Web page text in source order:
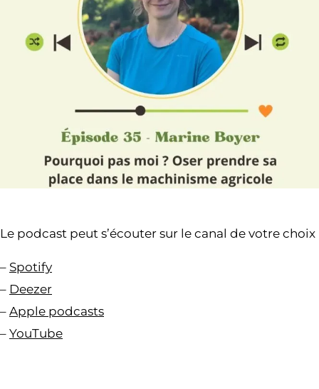
Le podcast peut s’écouter sur le canal de votre choix
– Spotify
– Deezer
– Apple podcasts
– YouTube